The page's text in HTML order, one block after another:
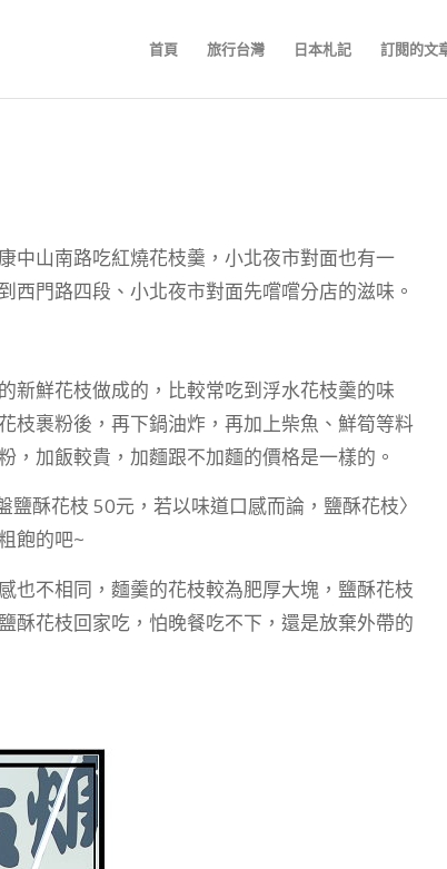
首頁 旅行台灣 日本札記 訂閱的文
中山南路吃紅燒花枝羹，小北夜市對面也有一
門路四段、小北夜市對面先嚐嚐分店的滋味。
新鮮花枝做成的，比較常吃到浮水花枝羹的味
枝裹粉後，再下鍋油炸，再加上柴魚、鮮筍等料
，加飯較貴，加麵跟不加麵的價格是一樣的。
酥花枝 50元，若以味道口感而論，鹽酥花枝〉
飽的吧~
也不相同，麵羹的花枝較為肥厚大塊，鹽酥花枝
酥花枝回家吃，怕晚餐吃不下，還是放棄外帶的